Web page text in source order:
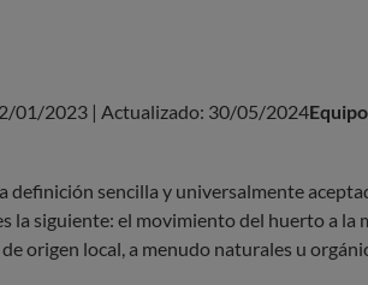
01/2023 | Actualizado: 30/05/2024
definición sencilla y universalmente
la siguiente: el movimiento del huerto a
origen local, a menudo naturales u